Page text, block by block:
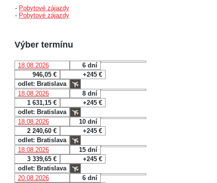
- Pobytové zájazdy
- Pobytové zájazdy
Výber termínu
18.08.2026
6 dní
946,05 €
+245 €
odlet: Bratislava
18.08.2026
8 dní
1 631,15 €
+245 €
odlet: Bratislava
18.08.2026
10 dní
2 240,60 €
+245 €
odlet: Bratislava
18.08.2026
15 dní
3 339,65 €
+245 €
odlet: Bratislava
20.08.2026
6 dní